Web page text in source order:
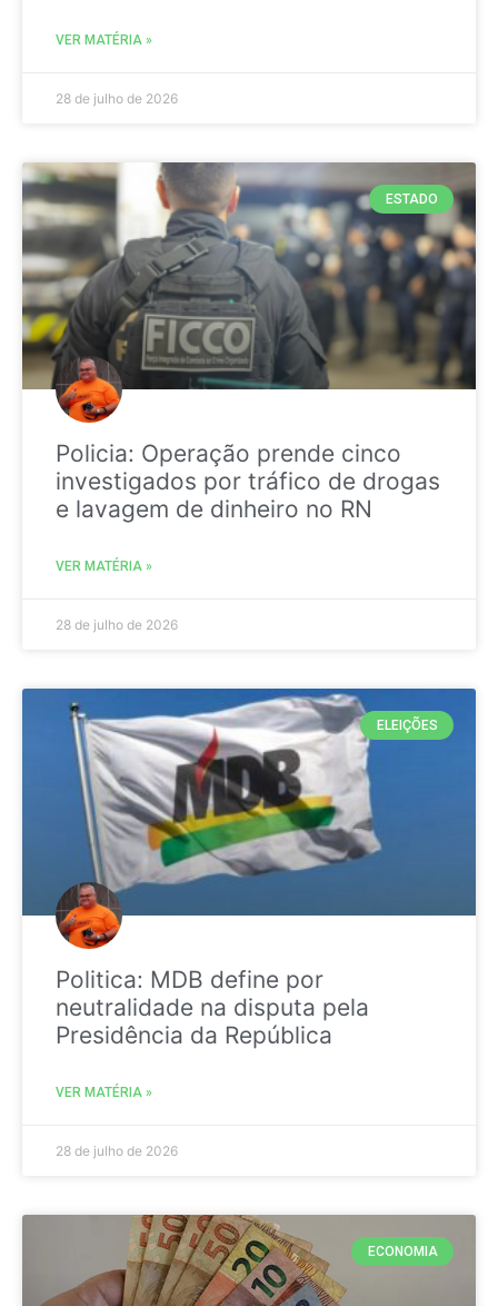
VER MATÉRIA »
28 de julho de 2026
ESTADO
Policia: Operação prende cinco
investigados por tráfico de drogas
e lavagem de dinheiro no RN
VER MATÉRIA »
28 de julho de 2026
ELEIÇÕES
Politica: MDB define por
neutralidade na disputa pela
Presidência da República
VER MATÉRIA »
28 de julho de 2026
ECONOMIA